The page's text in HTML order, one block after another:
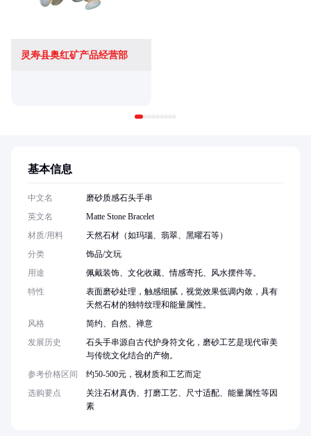
灵寿县奥红矿产品经营部
基本信息
中文名
磨砂质感石头手串
英文名
Matte Stone Bracelet
材质/用料
天然石材（如玛瑙、翡翠、黑曜石等）
分类
饰品/文玩
用途
佩戴装饰、文化收藏、情感寄托、风水摆件等。
特性
表面磨砂处理，触感细腻，视觉效果低调内敛，具有
天然石材的独特纹理和能量属性。
风格
简约、自然、禅意
发展历史
石头手串源自古代护身符文化，磨砂工艺是现代审美
与传统文化结合的产物。
参考价格区间
约50-500元，视材质和工艺而定
选购要点
关注石材真伪、打磨工艺、尺寸适配、能量属性等因
素